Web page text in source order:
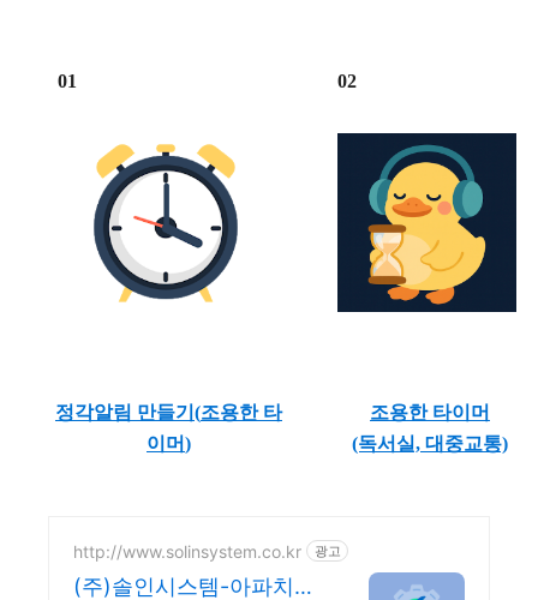
01 02
정각알림 만들기(조용한 타
이머)
조용한 타이머
(독서실, 대중교통)
http://www.solinsystem.co.kr 광고
(주)솔인시스템-아파치톰